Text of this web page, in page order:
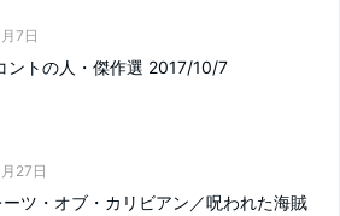
7日
ントの人・傑作選 2017/10/7
27日
ーツ・オブ・カリビアン／呪われた海賊